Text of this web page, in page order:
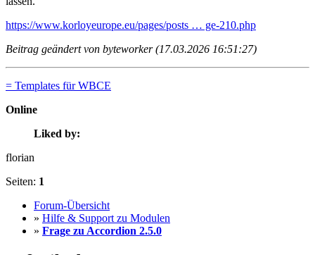
https://www.korloyeurope.eu/pages/posts … ge-210.php
Beitrag geändert von byteworker (17.03.2026 16:51:27)
= Templates für WBCE
Online
Liked by:
florian
Seiten: 1
Forum-Übersicht
» Hilfe & Support zu Modulen
» Frage zu Accordion 2.5.0